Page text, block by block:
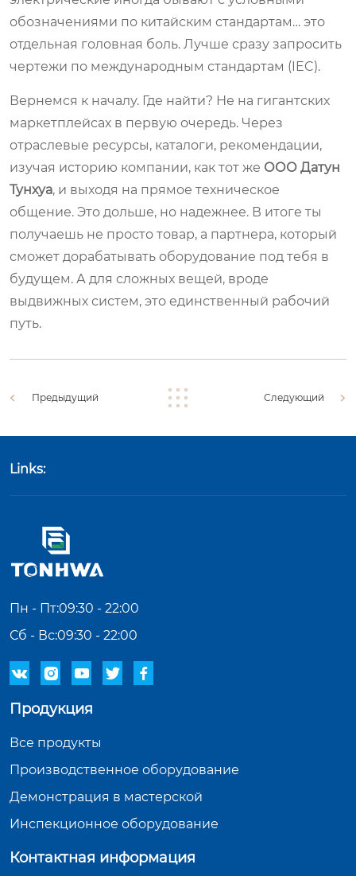
обозначениями по китайским стандартам… это
отдельная головная боль. Лучше сразу запросить
чертежи по международным стандартам (IEC).
Вернемся к началу. Где найти? Не на гигантских
маркетплейсах в первую очередь. Через
отраслевые ресурсы, каталоги, рекомендации,
изучая историю компании, как тот же ООО Датун
Тунхуа, и выходя на прямое техническое
общение. Это дольше, но надежнее. В итоге ты
получаешь не просто товар, а партнера, который
сможет дорабатывать оборудование под тебя в
будущем. А для сложных вещей, вроде
выдвижных систем, это единственный рабочий
путь.
Предыдущий Следующий
Links:
Пн - Пт:09:30 - 22:00
Сб - Вс:09:30 - 22:00
    
Продукция
Все продукты
Производственное оборудование
Демонстрация в мастерской
Инспекционное оборудование
Контактная информация